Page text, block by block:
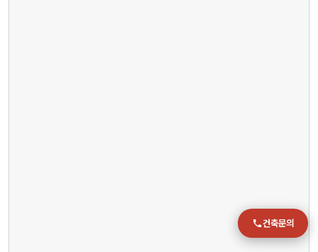
건축문의